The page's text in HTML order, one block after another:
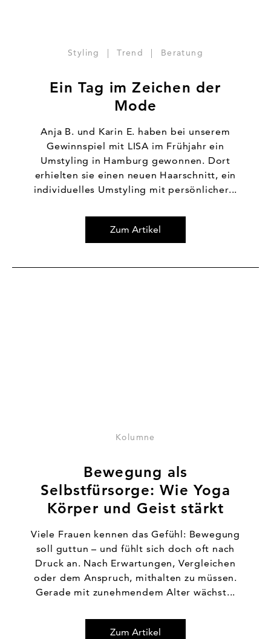
Styling | Trend | Beratung
Ein Tag im Zeichen der
Mode
Anja B. und Karin E. haben bei unserem
Gewinnspiel mit LISA im Frühjahr ein
Umstyling in Hamburg gewonnen. Dort
erhielten sie einen neuen Haarschnitt, ein
individuelles Umstyling mit persönlicher...
Zum Artikel
Kolumne
Bewegung als
Selbstfürsorge: Wie Yoga
Körper und Geist stärkt
Viele Frauen kennen das Gefühl: Bewegung
soll guttun – und fühlt sich doch oft nach
Druck an. Nach Erwartungen, Vergleichen
oder dem Anspruch, mithalten zu müssen.
Gerade mit zunehmendem Alter wächst...
Zum Artikel